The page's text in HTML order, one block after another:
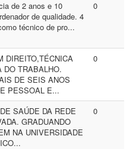
de 2 anos e 10
de qualidade. 4
técnico de pro...
0
DIREITO,TÉCNICA
DO TRABALHO.
DE SEIS ANOS
PESSOAL E...
0
SAÚDE DA REDE
GRADUANDO
NA UNIVERSIDADE
0